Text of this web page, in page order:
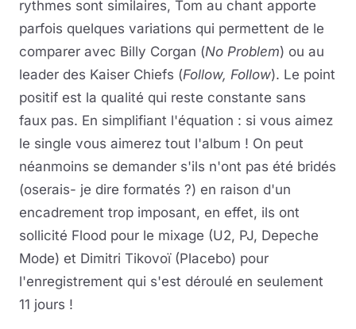
rythmes sont similaires, Tom au chant apporte
parfois quelques variations qui permettent de le
comparer avec Billy Corgan (No Problem) ou au
leader des Kaiser Chiefs (Follow, Follow). Le point
positif est la qualité qui reste constante sans
faux pas. En simplifiant l'équation : si vous aimez
le single vous aimerez tout l'album ! On peut
néanmoins se demander s'ils n'ont pas été bridés
(oserais- je dire formatés ?) en raison d'un
encadrement trop imposant, en effet, ils ont
sollicité Flood pour le mixage (U2, PJ, Depeche
Mode) et Dimitri Tikovoï (Placebo) pour
l'enregistrement qui s'est déroulé en seulement
11 jours !